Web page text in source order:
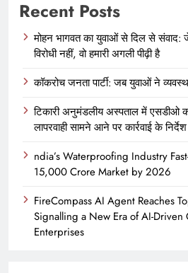
Recent Posts
मोहन भागवत का युवाओं से दिल से संवाद:
विरोधी नहीं, वो हमारी अगली पीढ़ी है
कॉकरोच जनता पार्टी: जब युवाओं ने
टिकारी अनुमंडलीय अस्पताल में एसडीओ
लापरवाही सामने आने पर कार्रवाई के निर्देश
ndia’s Waterproofing Industry
15,000 Crore Market by 2026
FireCompass AI Agent Reaches
Signalling a New Era of AI-
Enterprises